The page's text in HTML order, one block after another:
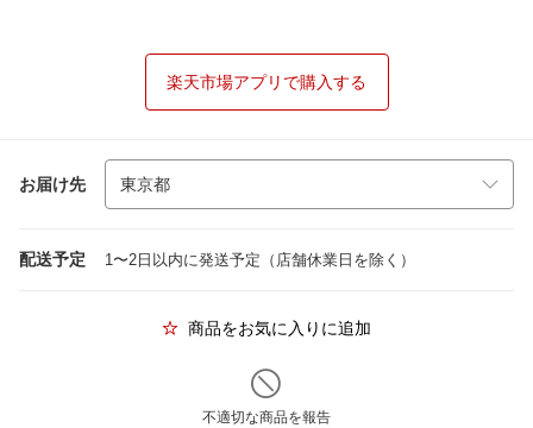
楽天市場アプリで購入する
お届け先
配送予定 1〜2日以内に発送予定（店舗休業日を除く）
商品をお気に入りに追加
不適切な商品を報告